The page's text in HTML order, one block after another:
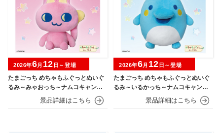
たまごっち めちゃもふぐっとぬいぐ
るみ～みゃおっち～ナムコキャンペ
2026年6月 12 日～登場
たまごっち めちゃもふぐっとぬいぐ
るみ～いるかっち～ナムコキャンペ
2026年6月 12 日～登場